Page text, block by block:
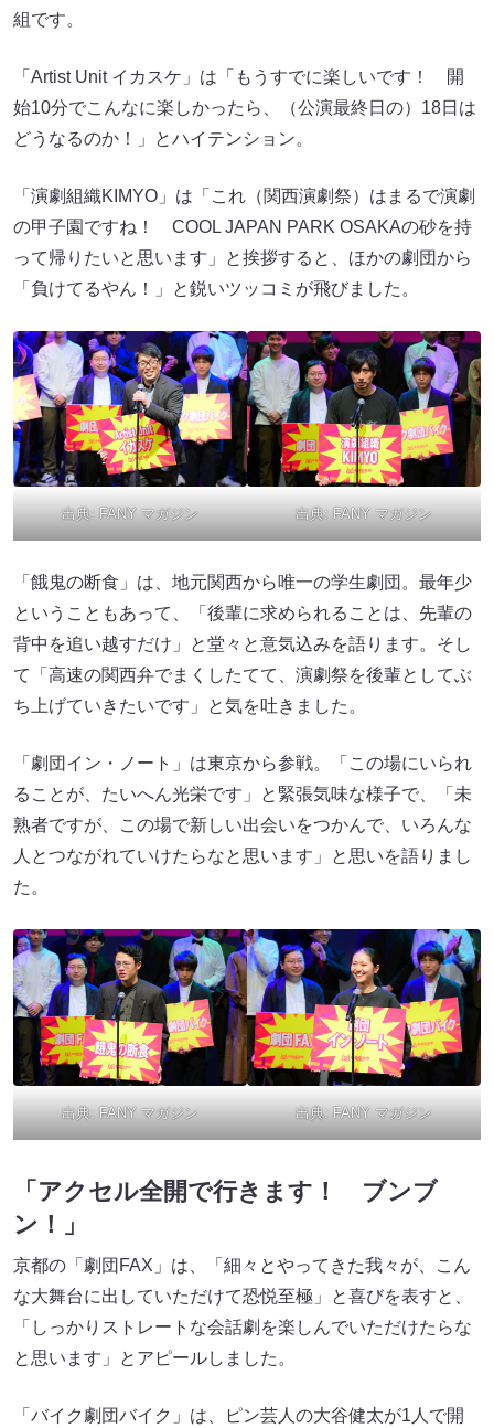
組です。
「Artist Unit イカスケ」は「もうすでに楽しいです！ 開
始10分でこんなに楽しかったら、（公演最終日の）18日は
どうなるのか！」とハイテンション。
「演劇組織KIMYO」は「これ（関西演劇祭）はまるで演劇
の甲子園ですね！ COOL JAPAN PARK OSAKAの砂を持
って帰りたいと思います」と挨拶すると、ほかの劇団から
「負けてるやん！」と鋭いツッコミが飛びました。
出典: FANY マガジン 出典: FANY マガジン
「餓鬼の断食」は、地元関西から唯一の学生劇団。最年少
ということもあって、「後輩に求められることは、先輩の
背中を追い越すだけ」と堂々と意気込みを語ります。そし
て「高速の関西弁でまくしたてて、演劇祭を後輩としてぶ
ち上げていきたいです」と気を吐きました。
「劇団イン・ノート」は東京から参戦。「この場にいられ
ることが、たいへん光栄です」と緊張気味な様子で、「未
熟者ですが、この場で新しい出会いをつかんで、いろんな
人とつながれていけたらなと思います」と思いを語りまし
た。
出典: FANY マガジン 出典: FANY マガジン
「アクセル全開で行きます！ ブンブ
ン！」
京都の「劇団FAX」は、「細々とやってきた我々が、こん
な大舞台に出していただけて恐悦至極」と喜びを表すと、
「しっかりストレートな会話劇を楽しんでいただけたらな
と思います」とアピールしました。
「バイク劇団バイク」は、ピン芸人の大谷健太が1人で開